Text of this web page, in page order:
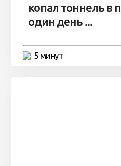
копал тоннель в
один день ...
5 минут